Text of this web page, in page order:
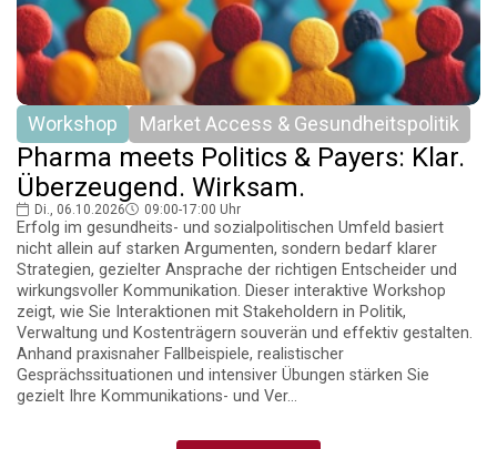
Workshop Market Access & Gesundheitspolitik
Pharma meets Politics & Payers: Klar.
Überzeugend. Wirksam.
Di., 06.10.2026 09:00-17:00 Uhr
Erfolg im gesundheits- und sozialpolitischen Umfeld basiert
nicht allein auf starken Argumenten, sondern bedarf klarer
Strategien, gezielter Ansprache der richtigen Entscheider und
wirkungsvoller Kommunikation. Dieser interaktive Workshop
zeigt, wie Sie Interaktionen mit Stakeholdern in Politik,
Verwaltung und Kostenträgern souverän und effektiv gestalten.
Anhand praxisnaher Fallbeispiele, realistischer
Gesprächssituationen und intensiver Übungen stärken Sie
gezielt Ihre Kommunikations- und Ver...